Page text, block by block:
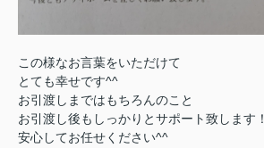
この様なお言葉をいただけて
とても幸せです^^
お引渡しまではもちろんのこと
お引渡し後もしっかりとサポート致します！
安心してお任せください^^